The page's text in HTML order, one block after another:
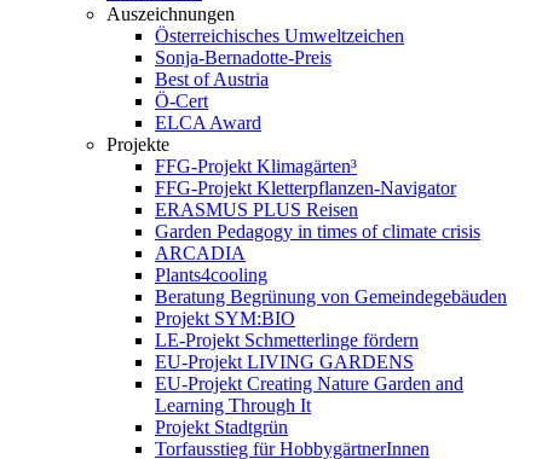
Auszeichnungen
Österreichisches Umweltzeichen
Sonja-Bernadotte-Preis
Best of Austria
Ö-Cert
ELCA Award
Projekte
FFG-Projekt Klimagärten³
FFG-Projekt Kletterpflanzen-Navigator
ERASMUS PLUS Reisen
Garden Pedagogy in times of climate crisis
ARCADIA
Plants4cooling
Beratung Begrünung von Gemeindegebäuden
Projekt SYM:BIO
LE-Projekt Schmetterlinge fördern
EU-Projekt LIVING GARDENS
EU-Projekt Creating Nature Garden and
Learning Through It
Projekt Stadtgrün
Torfausstieg für HobbygärtnerInnen